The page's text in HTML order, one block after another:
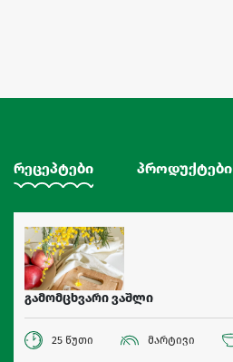
რეცეპტები პროდუქტები
გამომცხვარი ვაშლი
25 წუთი მარტივი